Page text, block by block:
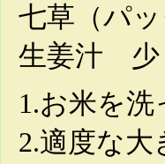
七草（パ
生姜汁 少
1.お米を
2.適度な